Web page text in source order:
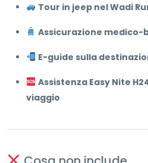
Tour in jeep nel Wadi
Assicurazione medico-
E-guide sulla
Assistenza Easy Nite
viaggio